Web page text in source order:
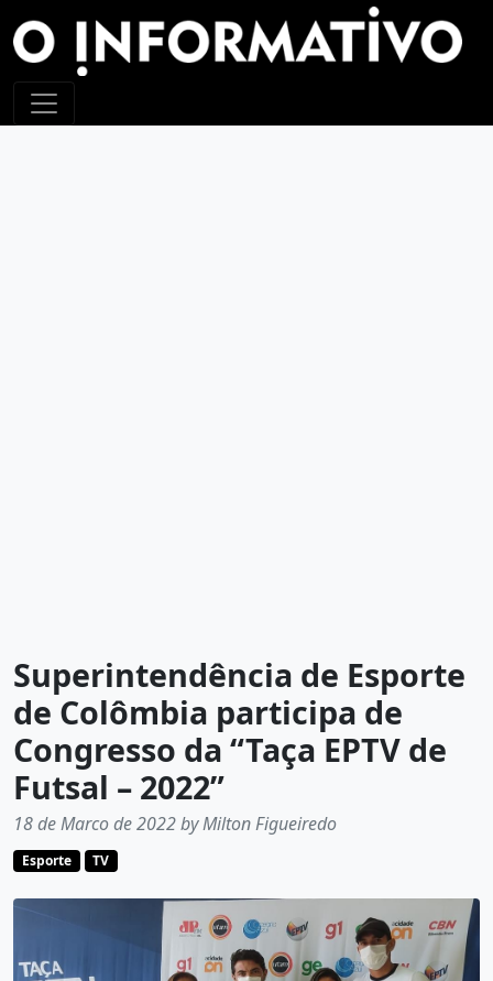
Superintendência de Esporte
de Colômbia participa de
Congresso da “Taça EPTV de
Futsal – 2022”
18 de Marco de 2022 by Milton Figueiredo
Esporte TV